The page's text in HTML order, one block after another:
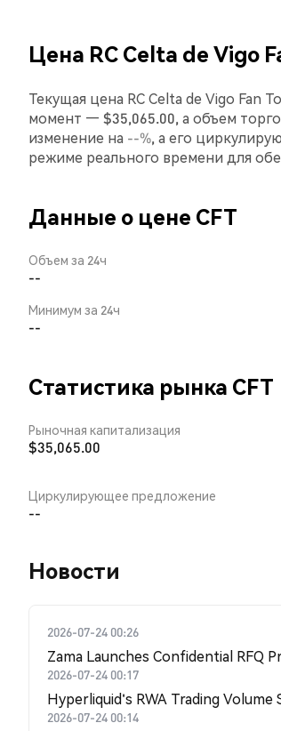
Цена RC Celta de Vigo
Текущая цена RC Celta de Vigo Fan
момент — $35,065.00, а объем
изменение на --%, а его
режиме реального времени для
Данные о цене CFT
Объем за 24ч
--
Минимум за 24ч
--
Статистика рынка CFT
Рыночная капитализация
$35,065.00
Циркулирующее предложение
--
Новости
2026-07-24 00:26
Zama Launches Confidential RFQ
2026-07-24 00:17
Hyperliquid's RWA Trading
2026-07-24 00:14